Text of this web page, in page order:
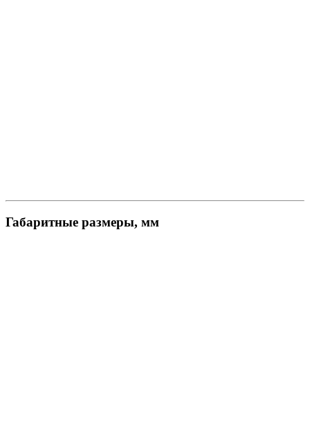
Габаритные размеры, мм